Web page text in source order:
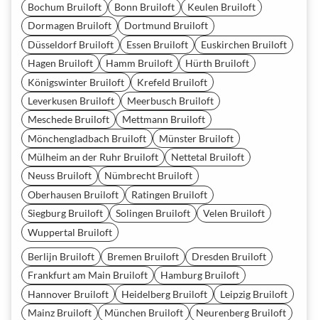
Bochum Bruiloft
Bonn Bruiloft
Keulen Bruiloft
Dormagen Bruiloft
Dortmund Bruiloft
Düsseldorf Bruiloft
Essen Bruiloft
Euskirchen Bruiloft
Hagen Bruiloft
Hamm Bruiloft
Hürth Bruiloft
Königswinter Bruiloft
Krefeld Bruiloft
Leverkusen Bruiloft
Meerbusch Bruiloft
Meschede Bruiloft
Mettmann Bruiloft
Mönchengladbach Bruiloft
Münster Bruiloft
Mülheim an der Ruhr Bruiloft
Nettetal Bruiloft
Neuss Bruiloft
Nümbrecht Bruiloft
Oberhausen Bruiloft
Ratingen Bruiloft
Siegburg Bruiloft
Solingen Bruiloft
Velen Bruiloft
Wuppertal Bruiloft
Berlijn Bruiloft Bremen Bruiloft
Dresden Bruiloft
Frankfurt am Main Bruiloft
Hamburg Bruiloft
Hannover Bruiloft
Heidelberg Bruiloft
Leipzig Bruiloft
Mainz Bruiloft
München Bruiloft
Neurenberg Bruiloft